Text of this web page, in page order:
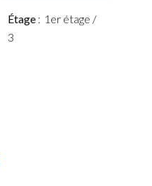
Étage
1er étage /
3